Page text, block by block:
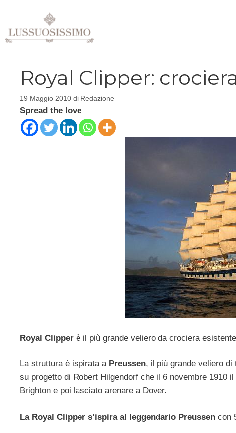
contenuto
Royal Clipper:
19 Maggio 2010 di Redazione
Spread the love
Royal Clipper è il più grande veliero da crociera
La struttura è ispirata a Preussen, il più grande veliero di
su progetto di Robert Hilgendorf che il 6 novembre 1910
Brighton e poi lasciato arenare a Dover.
La Royal Clipper s’ispira al leggendario Preussen con